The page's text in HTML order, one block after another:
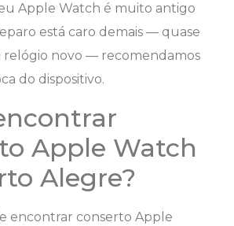
Apple Watch é muito antigo
está caro demais — quase
relógio novo — recomendamos
do dispositivo.
Apple Watch
Alegre?
encontrar conserto Apple